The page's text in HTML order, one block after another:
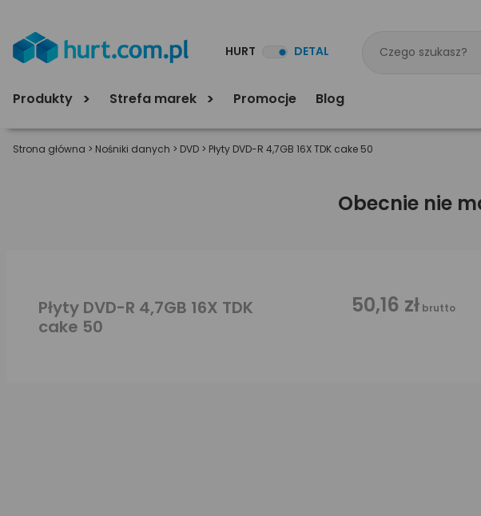
HURT DETAL
Produkty Strefa marek Promocje Blog
Strona główna > Nośniki danych > DVD > Płyty DVD-R 4,7GB 16X TDK cake 50
Obecnie nie
Płyty DVD-R 4,7GB 16X TDK
cake 50
50,16 zł brutto